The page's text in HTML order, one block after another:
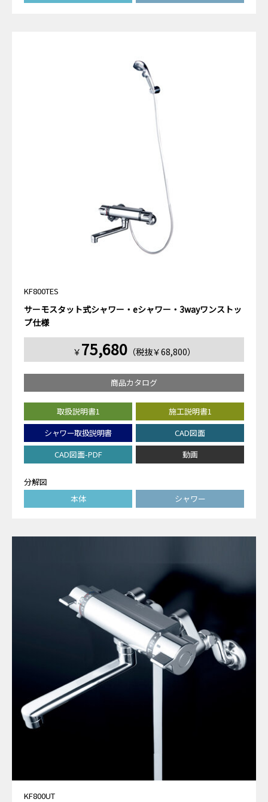
KF800TES
サーモスタット式シャワー・eシャワー・3wayワンストッ
プ仕様
￥ 75,680（税抜￥68,800）
商品カタログ
取扱説明書1
施工説明書1
シャワー取扱説明書
CAD図面
CAD図面-PDF
動画
分解図
本体
シャワー
KF800UT